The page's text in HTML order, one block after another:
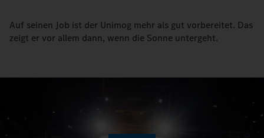
Auf seinen Job ist der Unimog mehr als gut vorbereitet. Das
zeigt er vor allem dann, wenn die Sonne untergeht.